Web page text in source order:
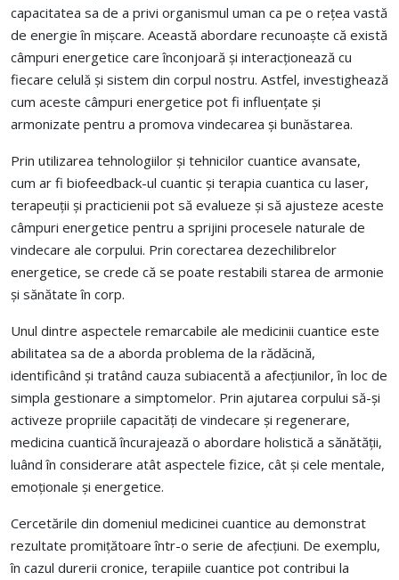
capacitatea sa de a privi organismul uman ca pe o rețea vastă
de energie în mișcare. Această abordare recunoaște că există
câmpuri energetice care înconjoară și interacționează cu
fiecare celulă și sistem din corpul nostru. Astfel, investighează
cum aceste câmpuri energetice pot fi influențate și
armonizate pentru a promova vindecarea și bunăstarea.
Prin utilizarea tehnologiilor și tehnicilor cuantice avansate,
cum ar fi biofeedback-ul cuantic și terapia cuantica cu laser,
terapeuții și practicienii pot să evalueze și să ajusteze aceste
câmpuri energetice pentru a sprijini procesele naturale de
vindecare ale corpului. Prin corectarea dezechilibrelor
energetice, se crede că se poate restabili starea de armonie
și sănătate în corp.
Unul dintre aspectele remarcabile ale medicinii cuantice este
abilitatea sa de a aborda problema de la rădăcină,
identificând și tratând cauza subiacentă a afecțiunilor, în loc de
simpla gestionare a simptomelor. Prin ajutarea corpului să-și
activeze propriile capacități de vindecare și regenerare,
medicina cuantică încurajează o abordare holistică a sănătății,
luând în considerare atât aspectele fizice, cât și cele mentale,
emoționale și energetice.
Cercetările din domeniul medicinei cuantice au demonstrat
rezultate promițătoare într-o serie de afecțiuni. De exemplu,
în cazul durerii cronice, terapiile cuantice pot contribui la